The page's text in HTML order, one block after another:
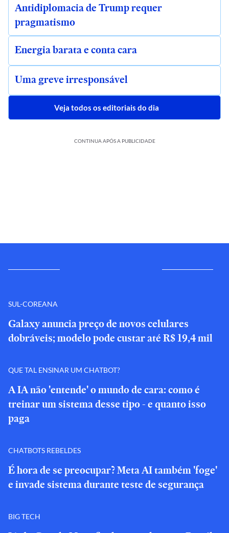
Antidiplomacia de Trump requer
pragmatismo
Energia barata e conta cara
Uma greve irresponsável
Veja todos os editoriais do dia
CONTINUA APÓS A PUBLICIDADE
SUL-COREANA
Galaxy anuncia preço de novos celulares
dobráveis; modelo pode custar até R$ 19,4 mil
QUE TAL ENSINAR UM CHATBOT?
A IA não 'entende' o mundo de cara: como é
treinar um sistema desse tipo - e quanto isso
paga
CHATBOTS REBELDES
É hora de se preocupar? Meta AI também 'foge'
e invade sistema durante teste de segurança
BIG TECH